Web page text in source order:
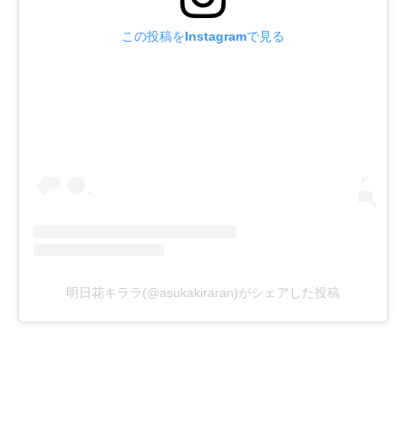
この投稿をInstagramで見る
明日花キララ(@asukakiraran)がシェアした投稿